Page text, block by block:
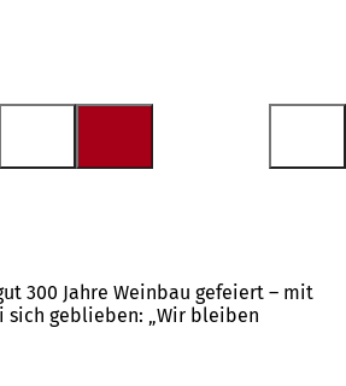
300 Jahre Weinbau gefeiert – mit
sich geblieben: „Wir bleiben